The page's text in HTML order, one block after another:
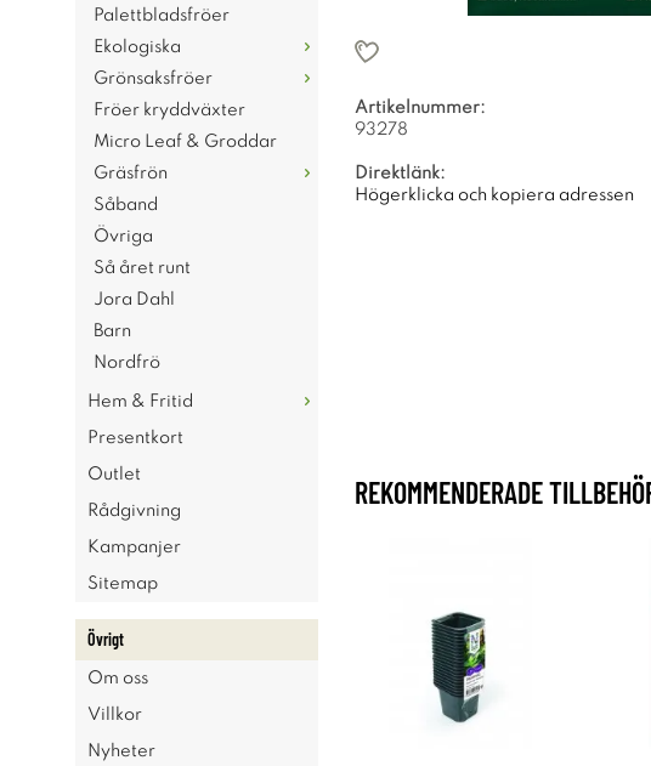
Palettbladsfröer
Ekologiska
Grönsaksfröer
Fröer kryddväxter
Micro Leaf & Groddar
Gräsfrön
Såband
Övriga
Så året runt
Jora Dahl
Barn
Nordfrö
Hem & Fritid
Presentkort
Outlet
Rådgivning
Kampanjer
Sitemap
Övrigt
Om oss
Villkor
Nyheter
Artikelnummer:
93278
Direktlänk:
Högerklicka och kopiera adressen
REKOMMENDERADE